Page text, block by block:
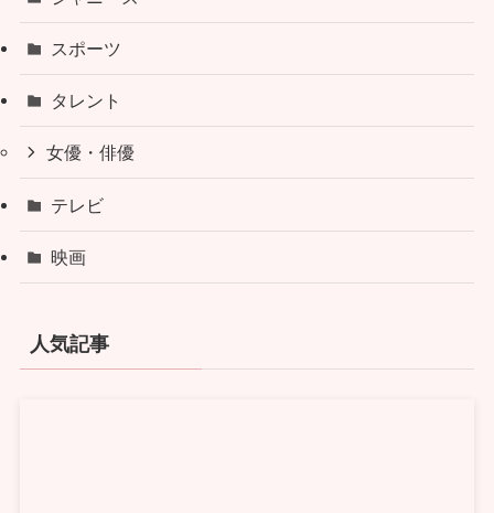
スポーツ
タレント
女優・俳優
テレビ
映画
人気記事